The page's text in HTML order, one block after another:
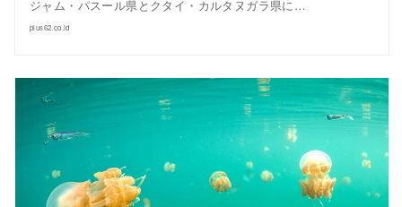
ジャム・パスール県とクタイ・カルタヌガラ県に…
plus62.co.id